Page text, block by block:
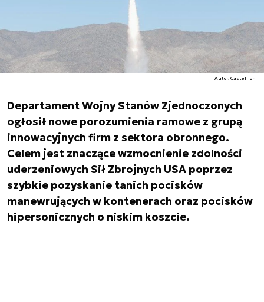
Autor. Castellion
Departament Wojny Stanów Zjednoczonych
ogłosił nowe porozumienia ramowe z grupą
innowacyjnych firm z sektora obronnego.
Celem jest znaczące wzmocnienie zdolności
uderzeniowych Sił Zbrojnych USA poprzez
szybkie pozyskanie tanich pocisków
manewrujących w kontenerach oraz pocisków
hipersonicznych o niskim koszcie.